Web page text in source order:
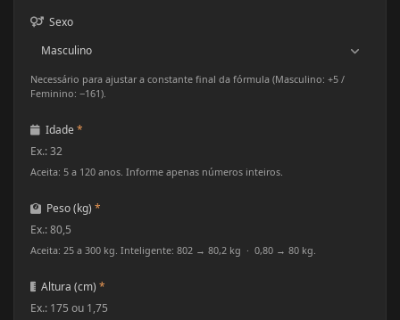
Sexo
Necessário para ajustar a constante final da fórmula (Masculino: +5 /
Feminino: −161).
Idade*
Aceita: 5 a 120 anos. Informe apenas números inteiros.
Peso (kg) *
Aceita: 25 a 300 kg. Inteligente: 802 → 80,2 kg · 0,80 → 80 kg.
Altura (cm) *